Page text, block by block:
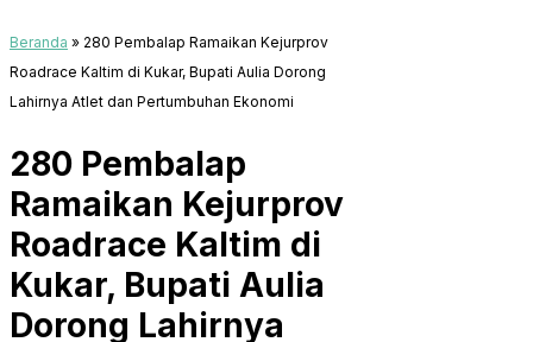
Beranda » 280 Pembalap Ramaikan Kejurprov
Roadrace Kaltim di Kukar, Bupati Aulia Dorong
Lahirnya Atlet dan Pertumbuhan Ekonomi
280 Pembalap
Ramaikan Kejurprov
Roadrace Kaltim di
Kukar, Bupati Aulia
Dorong Lahirnya